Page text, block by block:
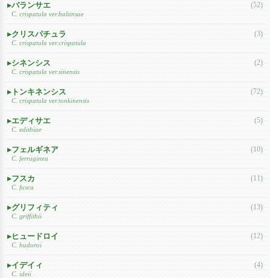
バランサエ
C. crispatula ver.balansae
(52)
クリスパチュラ
C. crispatula ver.crispatula
(3)
シネンシス
C. crispatula ver.sinensis
(2)
トンキネンシス
C. crispatula ver.tonkinensis
(72)
エディサエ
C. edithiae
(5)
フェルギネア
C. ferruginea
(10)
フスカ
C. fusca
(11)
グリフィティ
C. griffithii
(13)
ヒュードロイ
C. hudoroi
(12)
イデイィ
C. ideii
(4)